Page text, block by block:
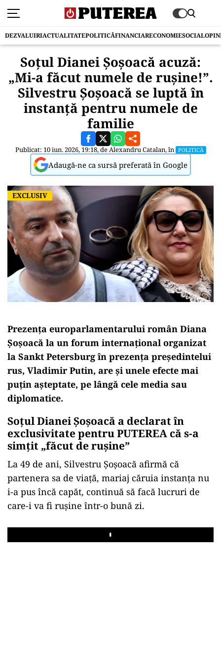
DEZVALUIRIACTUALITATEPOLITICĂFINANCIARECONOMIESOCIAL
Soțul Dianei Șoșoacă acuză:
„Mi-a făcut numele de rușine!”.
Silvestru Șoșoacă se luptă în
instanță pentru numele de
familie
Publicat: 10 iun. 2026, 19:18, deAlexandru Catalan, în POLITICĂ
Adaugă-ne ca sursă preferată în Google
EXCLUSIV
Prezența europarlamentarului român Diana
Șoșoacă la un forum internațional organizat
la Sankt Petersburg în prezența președintelui
rus, Vladimir Putin, are și unele efecte mai
puțin așteptate, pe lângă cele media sau
diplomatice.
Soțul Dianei Șoșoacă a declarat în
exclusivitate pentru PUTEREA că s-a
simțit „făcut de rușine”
La 49 de ani, Silvestru Șoșoacă afirmă că
partenera sa de viață, mariaj căruia instanța nu
i-a pus încă capăt, continuă să facă lucruri de
care-i va fi rușine într-o bună zi.
Play